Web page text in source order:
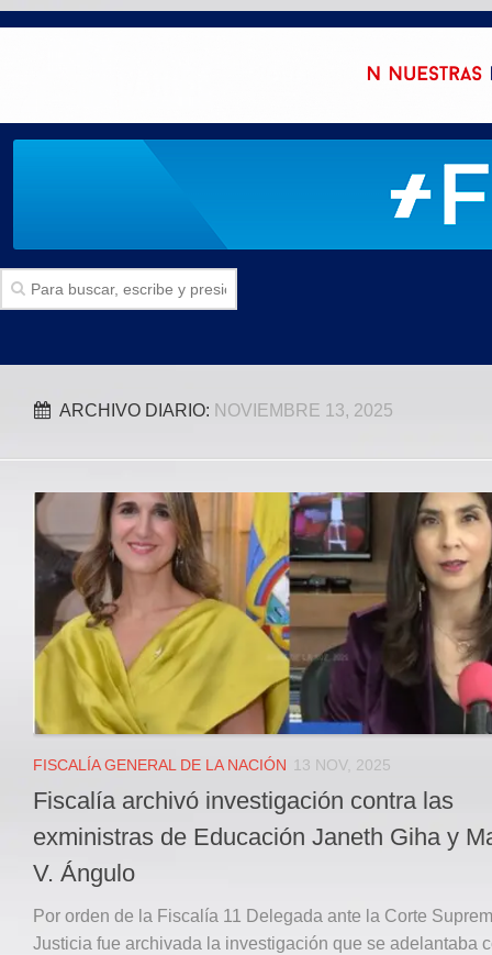
SECCIONES
Politica
Local
Deportes
JUDICIAL
ÁREA METROPOLITANA
REGIONAL
DEPARTAMENTAL
Internacional
Twitter
Registro ISSN: 2711-3299
ARCHIVO DIARIO: NOVIEMBRE 13, 2025
FISCALÍA GENERAL DE LA NACIÓN 13 NOV, 2025
Fiscalía archivó investigación contra las
exministras de Educación Janeth Giha y
V. Ángulo
Por orden de la Fiscalía 11 Delegada ante la Corte
Justicia fue archivada la investigación que se adelantaba